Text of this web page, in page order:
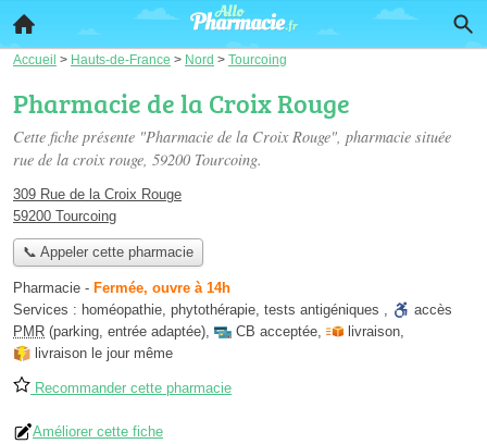
Accueil > Hauts-de-France > Nord > Tourcoing
Pharmacie de la Croix Rouge
Cette fiche présente "Pharmacie de la Croix Rouge", pharmacie située
rue de la croix rouge, 59200 Tourcoing.
309 Rue de la Croix Rouge
59200 Tourcoing
📞 Appeler cette pharmacie
Pharmacie - Fermée, ouvre à 14h
Services : homéopathie, phytothérapie, tests antigéniques ,
accès
PMR (parking, entrée adaptée), CB acceptée, livraison,
livraison le jour même
Recommander cette pharmacie
Améliorer cette fiche